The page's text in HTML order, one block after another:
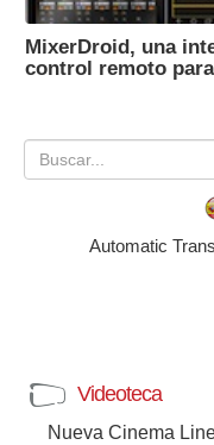
MixerDroid, una
control remoto
Automatic
Videoteca
Nueva Cinema